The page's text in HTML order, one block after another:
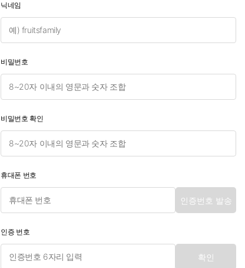
닉네임
비밀번호
비밀번호 확인
휴대폰 번호
인증번호 발송
인증 번호
확인